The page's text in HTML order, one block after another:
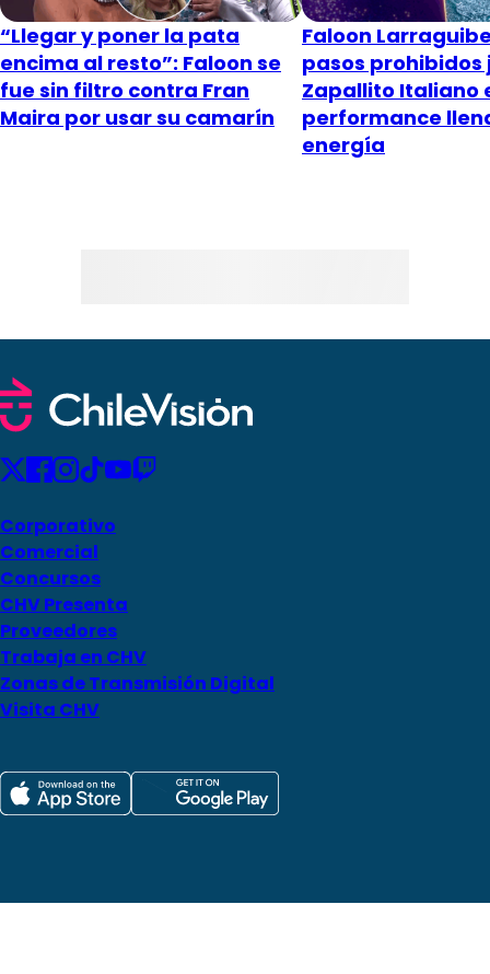
“Llegar y poner la pata
encima al resto”: Faloon se
fue sin filtro contra Fran
Maira por usar su camarín
Faloon
pasos prohibidos
Zapallito Italiano
performance
energía
Corporativo
Comercial
Concursos
CHV Presenta
Proveedores
Trabaja en CHV
Zonas de Transmisión Digital
Visita CHV